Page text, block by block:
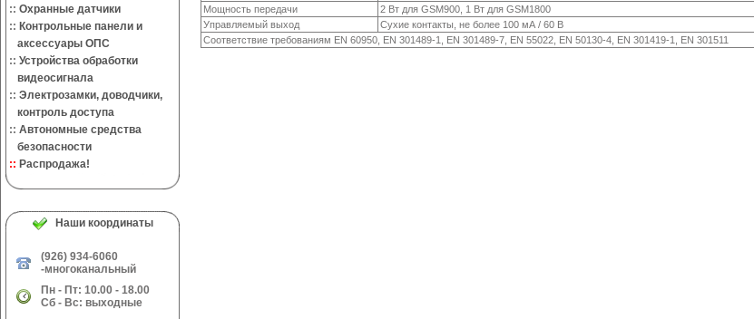
:: Охранные датчики
:: Контрольные панели и
аксессуары ОПС
:: Устройства обработки
видеосигнала
:: Электрозамки, доводчики,
контроль доступа
:: Автономные средства
безопасности
:: Распродажа!
Наши координаты
(926) 934-6060
-многоканальный
Пн - Пт: 10.00 - 18.00
Сб - Вс: выходные
Мощность передачи
2 Вт для GSM900, 1 Вт для GSM1800
Управляемый выход
Сухие контакты, не более 100 мА / 60 В
Соответствие требованиям EN 60950, EN 301489-1, EN 301489-7, EN 55022, EN 50130-4, EN 301419-1, EN 301511